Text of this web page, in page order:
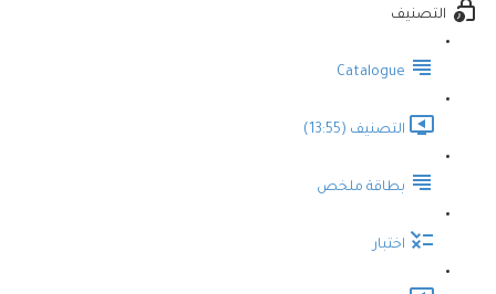
التصنيف
Catalogue
التصنيف (13:55)
بطاقة ملخص
اختبار